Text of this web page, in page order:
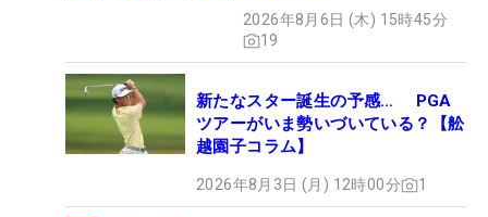
2026年8月6日 (木) 15時45分
19
新たなスター誕生の予感… PGA
ツアーがいま勢いづいている？【舩
越園子コラム】
2026年8月3日 (月) 12時00分 1